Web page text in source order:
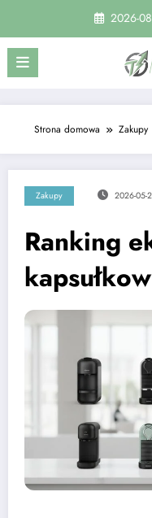
content
2026-
Strona domowa Zakupy
Zakupy 2026-05-
Ranking